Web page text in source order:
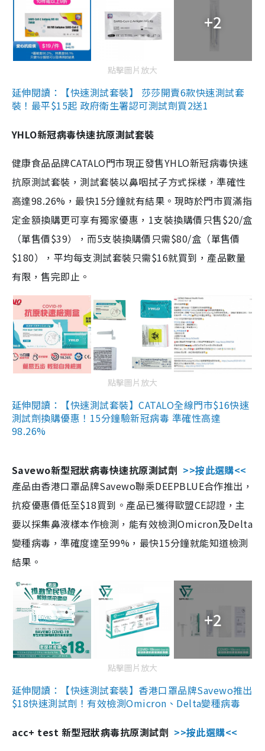
+2
點擊圖片放大
延伸閱讀：【快速測試套裝】 莎莎開賣6款快速測試套
裝！最平$15起 政府衛生署認可測試劑買2送1
YHLO新冠病毒快速抗原測試套裝
健康食品品牌CATALO門市現正發售YHLO新冠病毒快速
抗原測試套裝，測試套裝以鼻咽拭子方式採樣，準確性
高達98.26%，最快15分鐘就有結果。現時於門市買滿指
定金額換購更可享有獨家優惠，1支裝換購價只售$20/盒
（單售價$39），而5支裝換購價只需$80/盒（單售價
$180），平均每支測試套裝只需$16就買到，產品數量
有限，售完即止。
點擊圖片放大
延伸閱讀：【快速測試套裝】CATALO全線門市$16快速
測試劑換購優惠！15分鐘驗新冠病毒 準確性高達
98.26%
Savewo新型冠狀病毒快速抗原測試劑 >>按此選購<<
產品由香港口罩品牌Savewo聯乘DEEPBLUE合作推出，
抗疫優惠價低至$18買到。產品已獲得歐盟CE認證，主
要以採集鼻液樣本作檢測，能有效檢測Omicron及Delta
變種病毒，準確度達至99%，最快15分鐘就能知道檢測
結果。
+2
點擊圖片放大
延伸閱讀：【快速測試套裝】香港口罩品牌Savewo推出
$18快速測試劑！有效檢測Omicron、Delta變種病毒
acc+ test 新型冠狀病毒抗原測試劑 >>按此選購<<